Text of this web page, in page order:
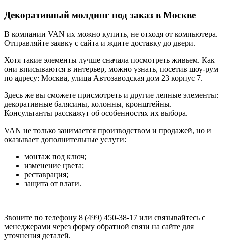
Декоративный молдинг под заказ в Москве
В компании VAN их можно купить, не отходя от компьютера.
Отправляйте заявку с сайта и ждите доставку до двери.
Хотя такие элементы лучше сначала посмотреть живьем. Как
они вписываются в интерьер, можно узнать, посетив шоу-рум
по адресу: Москва, улица Автозаводская дом 23 корпус 7.
Здесь же вы сможете присмотреть и другие лепные элементы:
декоративные балясины, колонны, кронштейны.
Консультанты расскажут об особенностях их выбора.
VAN не только занимается производством и продажей, но и
оказывает дополнительные услуги:
монтаж под ключ;
изменение цвета;
реставрация;
защита от влаги.
Звоните по телефону 8 (499) 450-38-17 или связывайтесь с
менеджерами через форму обратной связи на сайте для
уточнения деталей.